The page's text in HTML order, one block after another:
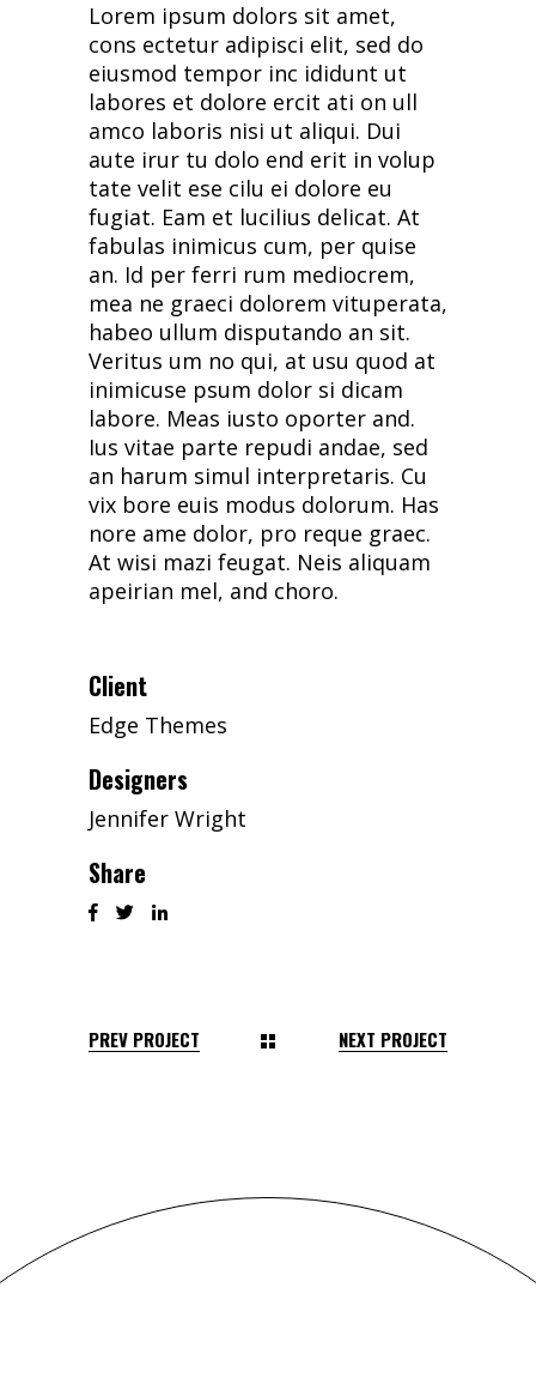
Lorem ipsum dolors sit amet,
cons ectetur adipisci elit, sed do
eiusmod tempor inc ididunt ut
labores et dolore ercit ati on ull
amco laboris nisi ut aliqui. Dui
aute irur tu dolo end erit in volup
tate velit ese cilu ei dolore eu
fugiat. Eam et lucilius delicat. At
fabulas inimicus cum, per quise
an. Id per ferri rum mediocrem,
mea ne graeci dolorem vituperata,
habeo ullum disputando an sit.
Veritus um no qui, at usu quod at
inimicuse psum dolor si dicam
labore. Meas iusto oporter and.
Ius vitae parte repudi andae, sed
an harum simul interpretaris. Cu
vix bore euis modus dolorum. Has
nore ame dolor, pro reque graec.
At wisi mazi feugat. Neis aliquam
apeirian mel, and choro.
Client
Edge Themes
Designers
Jennifer Wright
Share
PREV PROJECT NEXT PROJECT